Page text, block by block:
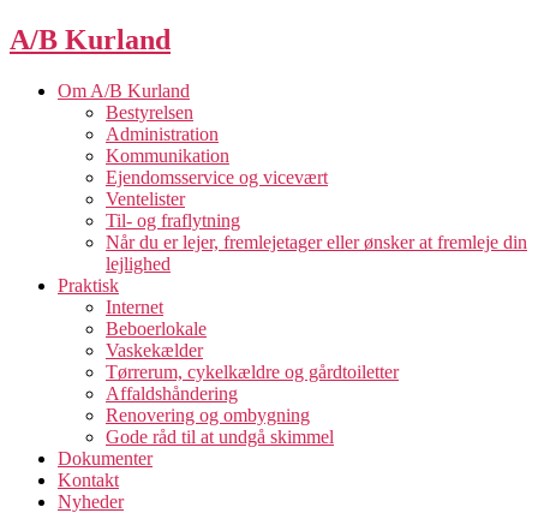
Spring
til
A/B Kurland
Om A/B Kurland
Bestyrelsen
Administration
Kommunikation
Ejendomsservice og vicevært
Ventelister
Til- og fraflytning
Når du er lejer, fremlejetager eller ønsker at fremleje din
lejlighed
Praktisk
Internet
Beboerlokale
Vaskekælder
Tørrerum, cykelkældre og gårdtoiletter
Affaldshåndering
Renovering og ombygning
Gode råd til at undgå skimmel
Dokumenter
Kontakt
Nyheder